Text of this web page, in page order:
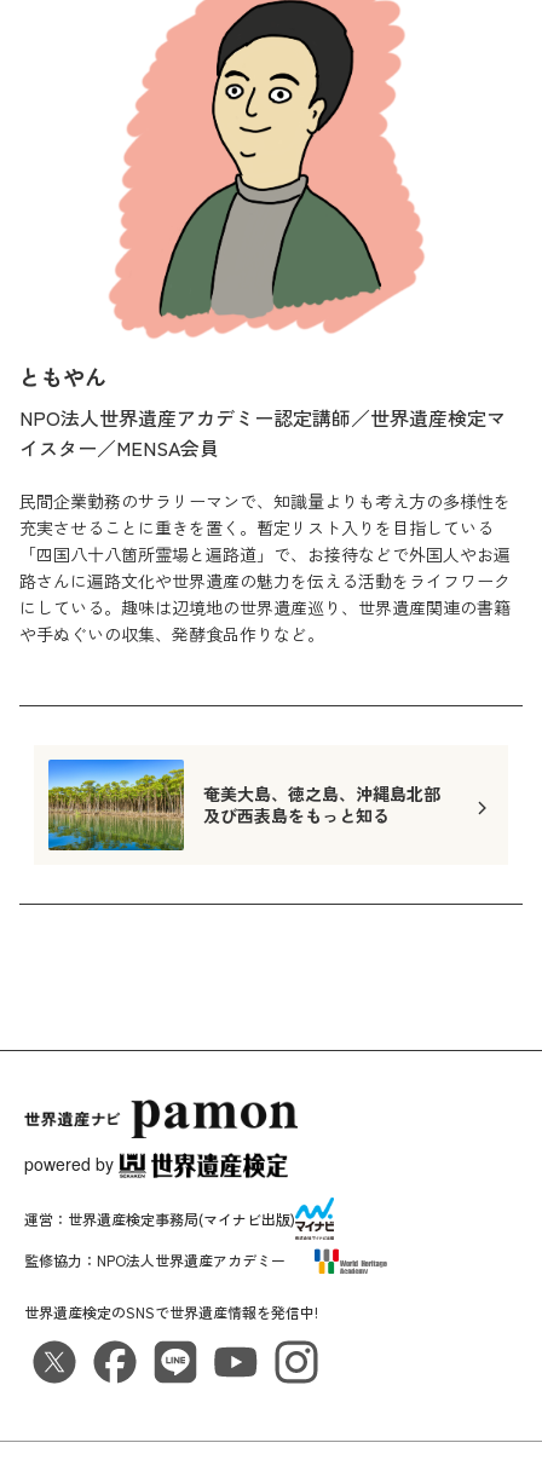
ともやん
NPO法人世界遺産アカデミー認定講師／世界遺産検定マ
イスター／MENSA会員
民間企業勤務のサラリーマンで、知識量よりも考え方の多様性を
充実させることに重きを置く。暫定リスト入りを目指している
「四国八十八箇所霊場と遍路道」で、お接待などで外国人やお遍
路さんに遍路文化や世界遺産の魅力を伝える活動をライフワーク
にしている。趣味は辺境地の世界遺産巡り、世界遺産関連の書籍
や手ぬぐいの収集、発酵食品作りなど。
奄美大島、徳之島、沖縄島北部
及び西表島をもっと知る
powered by
世界遺産検定のSNSで世界遺産情報を発信中!
運営： 世界遺産検定事務局(マイナビ出版)
監修協力： NPO法人世界遺産アカデミー